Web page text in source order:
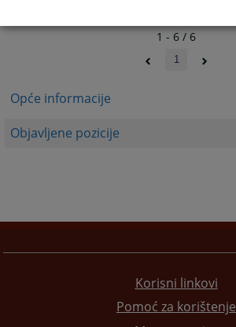
Opće informacije
Objavljene pozicije
1 - 6 / 6
1
Korisni linkovi
Pomoć za korištenje